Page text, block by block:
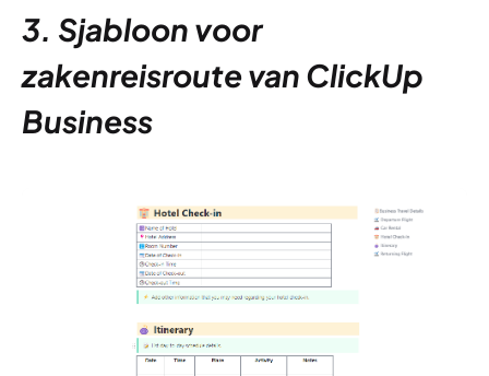
3. Sjabloon voor
zakenreisroute van ClickUp
Business